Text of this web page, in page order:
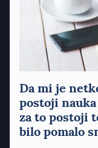
Da mi je
postoji
za to postoji
bilo pomalo